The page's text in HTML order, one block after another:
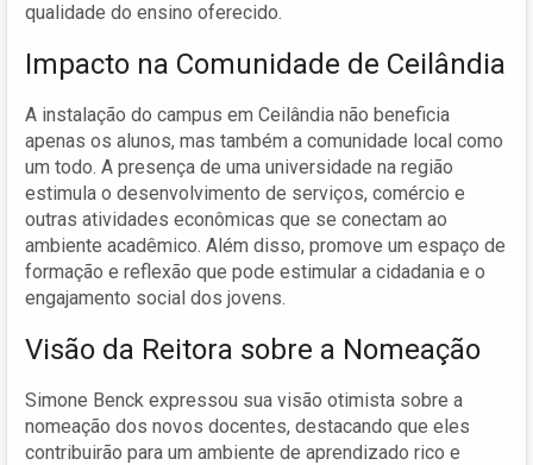
qualidade do ensino oferecido.
Impacto na Comunidade de Ceilândia
A instalação do campus em Ceilândia não beneficia
apenas os alunos, mas também a comunidade local como
um todo. A presença de uma universidade na região
estimula o desenvolvimento de serviços, comércio e
outras atividades econômicas que se conectam ao
ambiente acadêmico. Além disso, promove um espaço de
formação e reflexão que pode estimular a cidadania e o
engajamento social dos jovens.
Visão da Reitora sobre a Nomeação
Simone Benck expressou sua visão otimista sobre a
nomeação dos novos docentes, destacando que eles
contribuirão para um ambiente de aprendizado rico e